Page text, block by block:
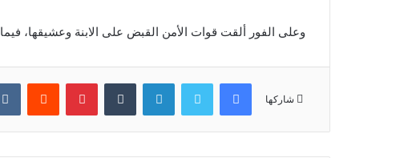
وعلى الفور ألقت قوات الأمن القبض على الابنة وعشيقها،
شاركها
فيسبوك تويتر لينكدإن بينتيريست